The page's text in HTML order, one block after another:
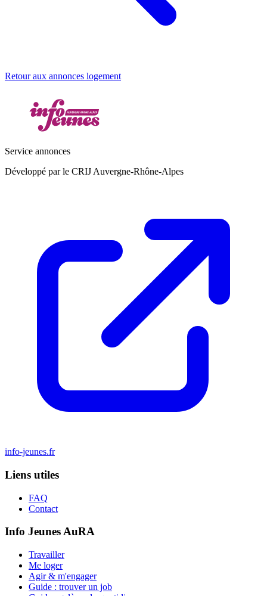
Retour aux annonces logement
Service annonces
Développé par le CRIJ Auvergne-Rhône-Alpes
info-jeunes.fr
Liens utiles
FAQ
Contact
Info Jeunes AuRA
Travailler
Me loger
Agir & m'engager
Guide : trouver un job